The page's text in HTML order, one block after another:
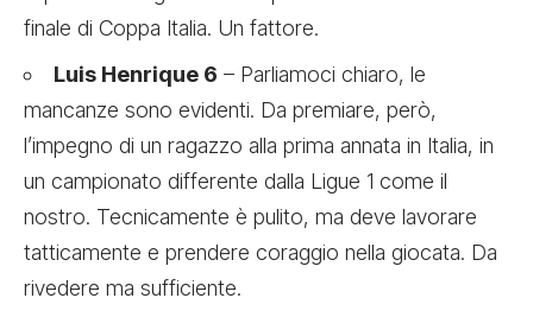
finale di Coppa Italia. Un fattore.
Luis Henrique 6 – Parliamoci chiaro, le
mancanze sono evidenti. Da premiare, però,
l’impegno di un ragazzo alla prima annata in Italia, in
un campionato differente dalla Ligue 1 come il
nostro. Tecnicamente è pulito, ma deve lavorare
tatticamente e prendere coraggio nella giocata. Da
rivedere ma sufficiente.